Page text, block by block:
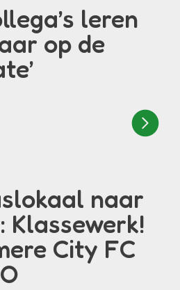
leren
op de
naar
Klassewerk!
City FC